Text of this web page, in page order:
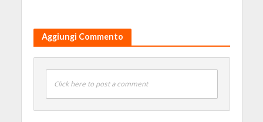
Aggiungi Commento
Click here to post a comment